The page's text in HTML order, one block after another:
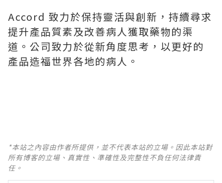
Accord 致力於保持靈活與創新，持續尋求
提升產品質素及改善病人獲取藥物的渠
道。公司致力於從新角度思考，以更好的
產品造福世界各地的病人。
*本站之內容由作者所提供，並不代表本站的立場。因此本站對
所有博客的立場、真實性、準確性及完整性不負任何法律責
任。